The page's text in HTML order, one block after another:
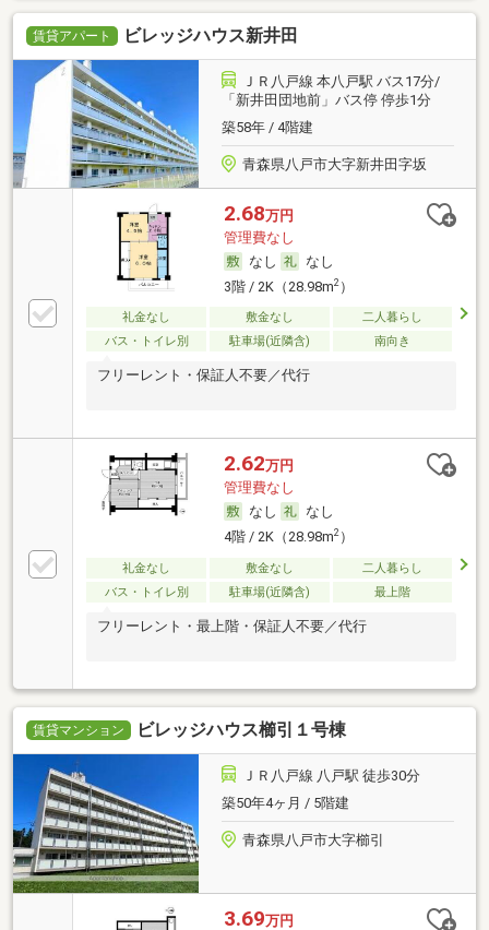
賃貸アパート ビレッジハウス新井田
ＪＲ八戸線 本八戸駅 バス17分/
「新井田団地前」バス停 停歩1分
築58年 / 4階建
青森県八戸市大字新井田字坂
2.68万円
管理費なし
なし
なし
3階 / 2K（28.98m2）
礼金なし 敷金なし
二人暮らし
バス・トイレ別
駐車場(近隣含) 南向き
フリーレント・保証人不要／代行
2.62万円
管理費なし
なし
なし
4階 / 2K（28.98m2）
礼金なし 敷金なし
二人暮らし
バス・トイレ別
駐車場(近隣含) 最上階
フリーレント・最上階・保証人不要／代行
賃貸マンション ビレッジハウス櫛引１号棟
ＪＲ八戸線 八戸駅 徒歩30分
築50年4ヶ月 / 5階建
青森県八戸市大字櫛引
3.69万円